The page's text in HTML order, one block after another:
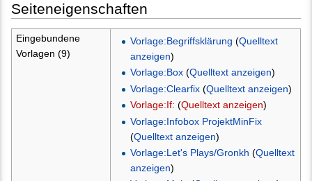
Seiteneigenschaften
Eingebundene
Vorlagen (9)
Vorlage:Begriffsklärung (Quelltext
anzeigen)
Vorlage:Box(Quelltext anzeigen)
Vorlage:Clearfix(Quelltext anzeigen)
Vorlage:If: (Quelltext anzeigen)
Vorlage:Infobox ProjektMinFix
(Quelltext anzeigen)
Vorlage:Let's Plays/Gronkh (Quelltext
anzeigen)